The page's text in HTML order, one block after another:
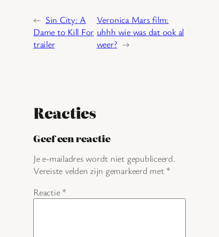
← Sin City: A
Dame to Kill For
trailer
Veronica Mars film:
uhhh wie was dat ook al
weer? →
Reacties
Geef een reactie
Je e-mailadres wordt niet gepubliceerd.
Vereiste velden zijn gemarkeerd met *
Reactie *